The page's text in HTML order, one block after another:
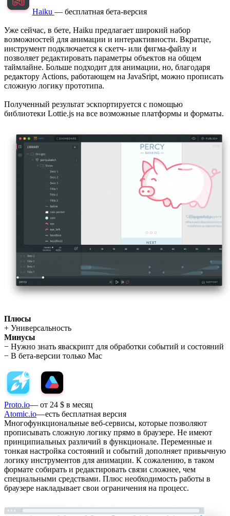
Haiku — бесплатная бета-версия
Уже сейчас, в бете, Haiku предлагает широкий набор
возможностей для анимации и интерактивности. Вкратце,
инструмент подключается к скетч- или фигма-файлу и
позволяет редактировать параметры объектов на общем
таймлайне. Больше подходит для анимации, но, благодаря
редактору Actions, работающем на JavaSript, можно прописать
сложную логику прототипа.
Полученный результат эскпортируется с помощью
библиотеки Lottie.js на все возможные платформы и форматы.
Плюсы
+ Универсальность
Минусы
− Нужно знать яваскрипт для обработки событий и состояний
− В бета-версии только Mac
Proto.io— от 24 $ в месяц
Atomic.io— есть бесплатная версия
Многофункциональные веб-сервисы, которые позволяют
прописывать сложную логику прямо в браузере. Не имеют
принципиальных различий в функционале. Переменные и
тонкая настройка состояний и событий дополняет привычную
логику инструментов для анимации. К сожалению, в таком
формате собирать и редактировать связи сложнее, чем
специальными средствами. Плюс необходимость работы в
браузере накладывает свои ограничения на процесс.